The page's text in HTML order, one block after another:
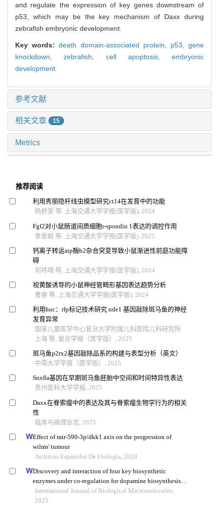
and regulate the expression of key genes downstream of
p53, which may be the key mechanism of Daxx during
zebrafish embryonic development.
Key words:death domain-associated protein, p53,gene
knockdown,zebrafish, cell apoptosis, embryonic
development
参考文献
相关文章 15
Metrics
推荐阅读
利用秀丽隐杆线虫模型研究ct14在发育中的功能
杨舒雯 等, 上海交通大学学报(医学版), 2024
Fgf2对小鼠肠道间质细胞r-spondin 1表达的调控作用
李景聪 等, 上海交通大学学报(医学版), 2025
钙离子转运atp酶b2杂合突变导致小鼠渐进性前庭功能障
碍
刘祎晴 等, 上海交通大学学报(医学版), 2024
视黄酸诱导的小鼠神经管畸形基因表达趋势分析
曹睿 等, 上海交通大学学报(医学版), 2024
利用huc：rfp标记技术研究 nde1 基因敲除斑马鱼的神经
发育异常
国家儿童医学中心复旦大学附属儿科医院儿科研究所
上海 等, 复旦学报（医学版）, 2025
斑马鱼p2rx2基因敲除品系的构建与表型分析（英文）
中南大学学报（医学版）, 2025
Snx8a基因在早期斑马鱼胚胎中空间和时间特异性表达
贵州医科大学学报, 2025
Daxx在脊索瘤中的表达及其与脊索瘤生物学行为的相关
性
临床与病理杂志, 2025
Effect of mir-590-3p/dkk1 axis on the progression of
wilms' tumour
Archivos Espanoles De Urologia, 2024
Discovery and interaction of four key biosynthetic
enzymes under co-regulation for dopamine biosynthesis
with marine meyerozyma guilliermondii gxdk6 and
bacillus aryabhattai nm1-a2
International Journal of Biological Macromolecules,
2025